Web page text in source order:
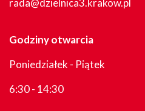
rada@dzielnica3.krakow.pl
Godziny otwarcia
Poniedziałek - Piątek
6:30 - 14:30